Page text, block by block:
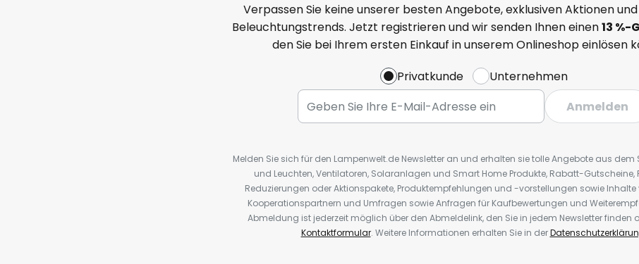
Verpassen Sie keine unserer besten Angebote, exklusiven Aktionen
Beleuchtungstrends. Jetzt registrieren und wir senden Ihnen einen13 %-
den Sie bei Ihrem ersten Einkauf in unserem Onlineshop einlösen
Privatkunde
Unternehmen
Anmelden
Melden Sie sich für den Lampenwelt.de Newsletter an und erhalten sie tolle Angebote aus dem
und Leuchten, Ventilatoren, Solaranlagen und Smart Home Produkte, Rabatt-Gutscheine,
Reduzierungen oder Aktionspakete, Produktempfehlungen und -vorstellungen sowie
Kooperationspartnern und Umfragen sowie Anfragen für Kaufbewertungen und
Abmeldung ist jederzeit möglich über den Abmeldelink, den Sie in jedem Newsletter finden
Kontaktformular. Weitere Informationen erhalten Sie in der